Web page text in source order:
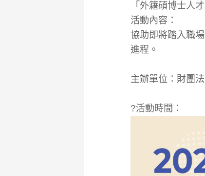
「外籍碩博士人
活動內容：
協助即將踏入職
進程。
主辦單位：財團
?活動時間：